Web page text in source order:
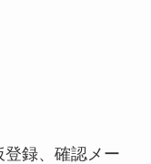
録、確認メー